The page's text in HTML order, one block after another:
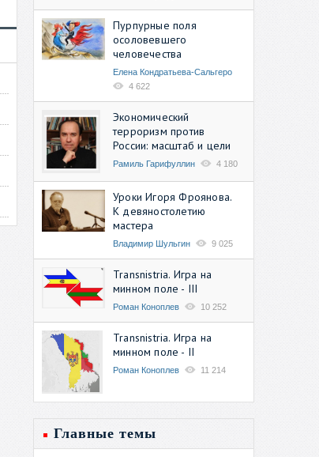
Пурпурные поля
осоловевшего
человечества
Елена Кондратьева-Сальгеро
4 622
Экономический
терроризм против
России: масштаб и цели
Рамиль Гарифуллин 4 180
Уроки Игоря Фроянова.
К девяностолетию
мастера
Владимир Шульгин 9 025
Transnistria. Игра на
минном поле - III
Роман Коноплев 10 252
Transnistria. Игра на
минном поле - II
Роман Коноплев 11 214
Главные темы